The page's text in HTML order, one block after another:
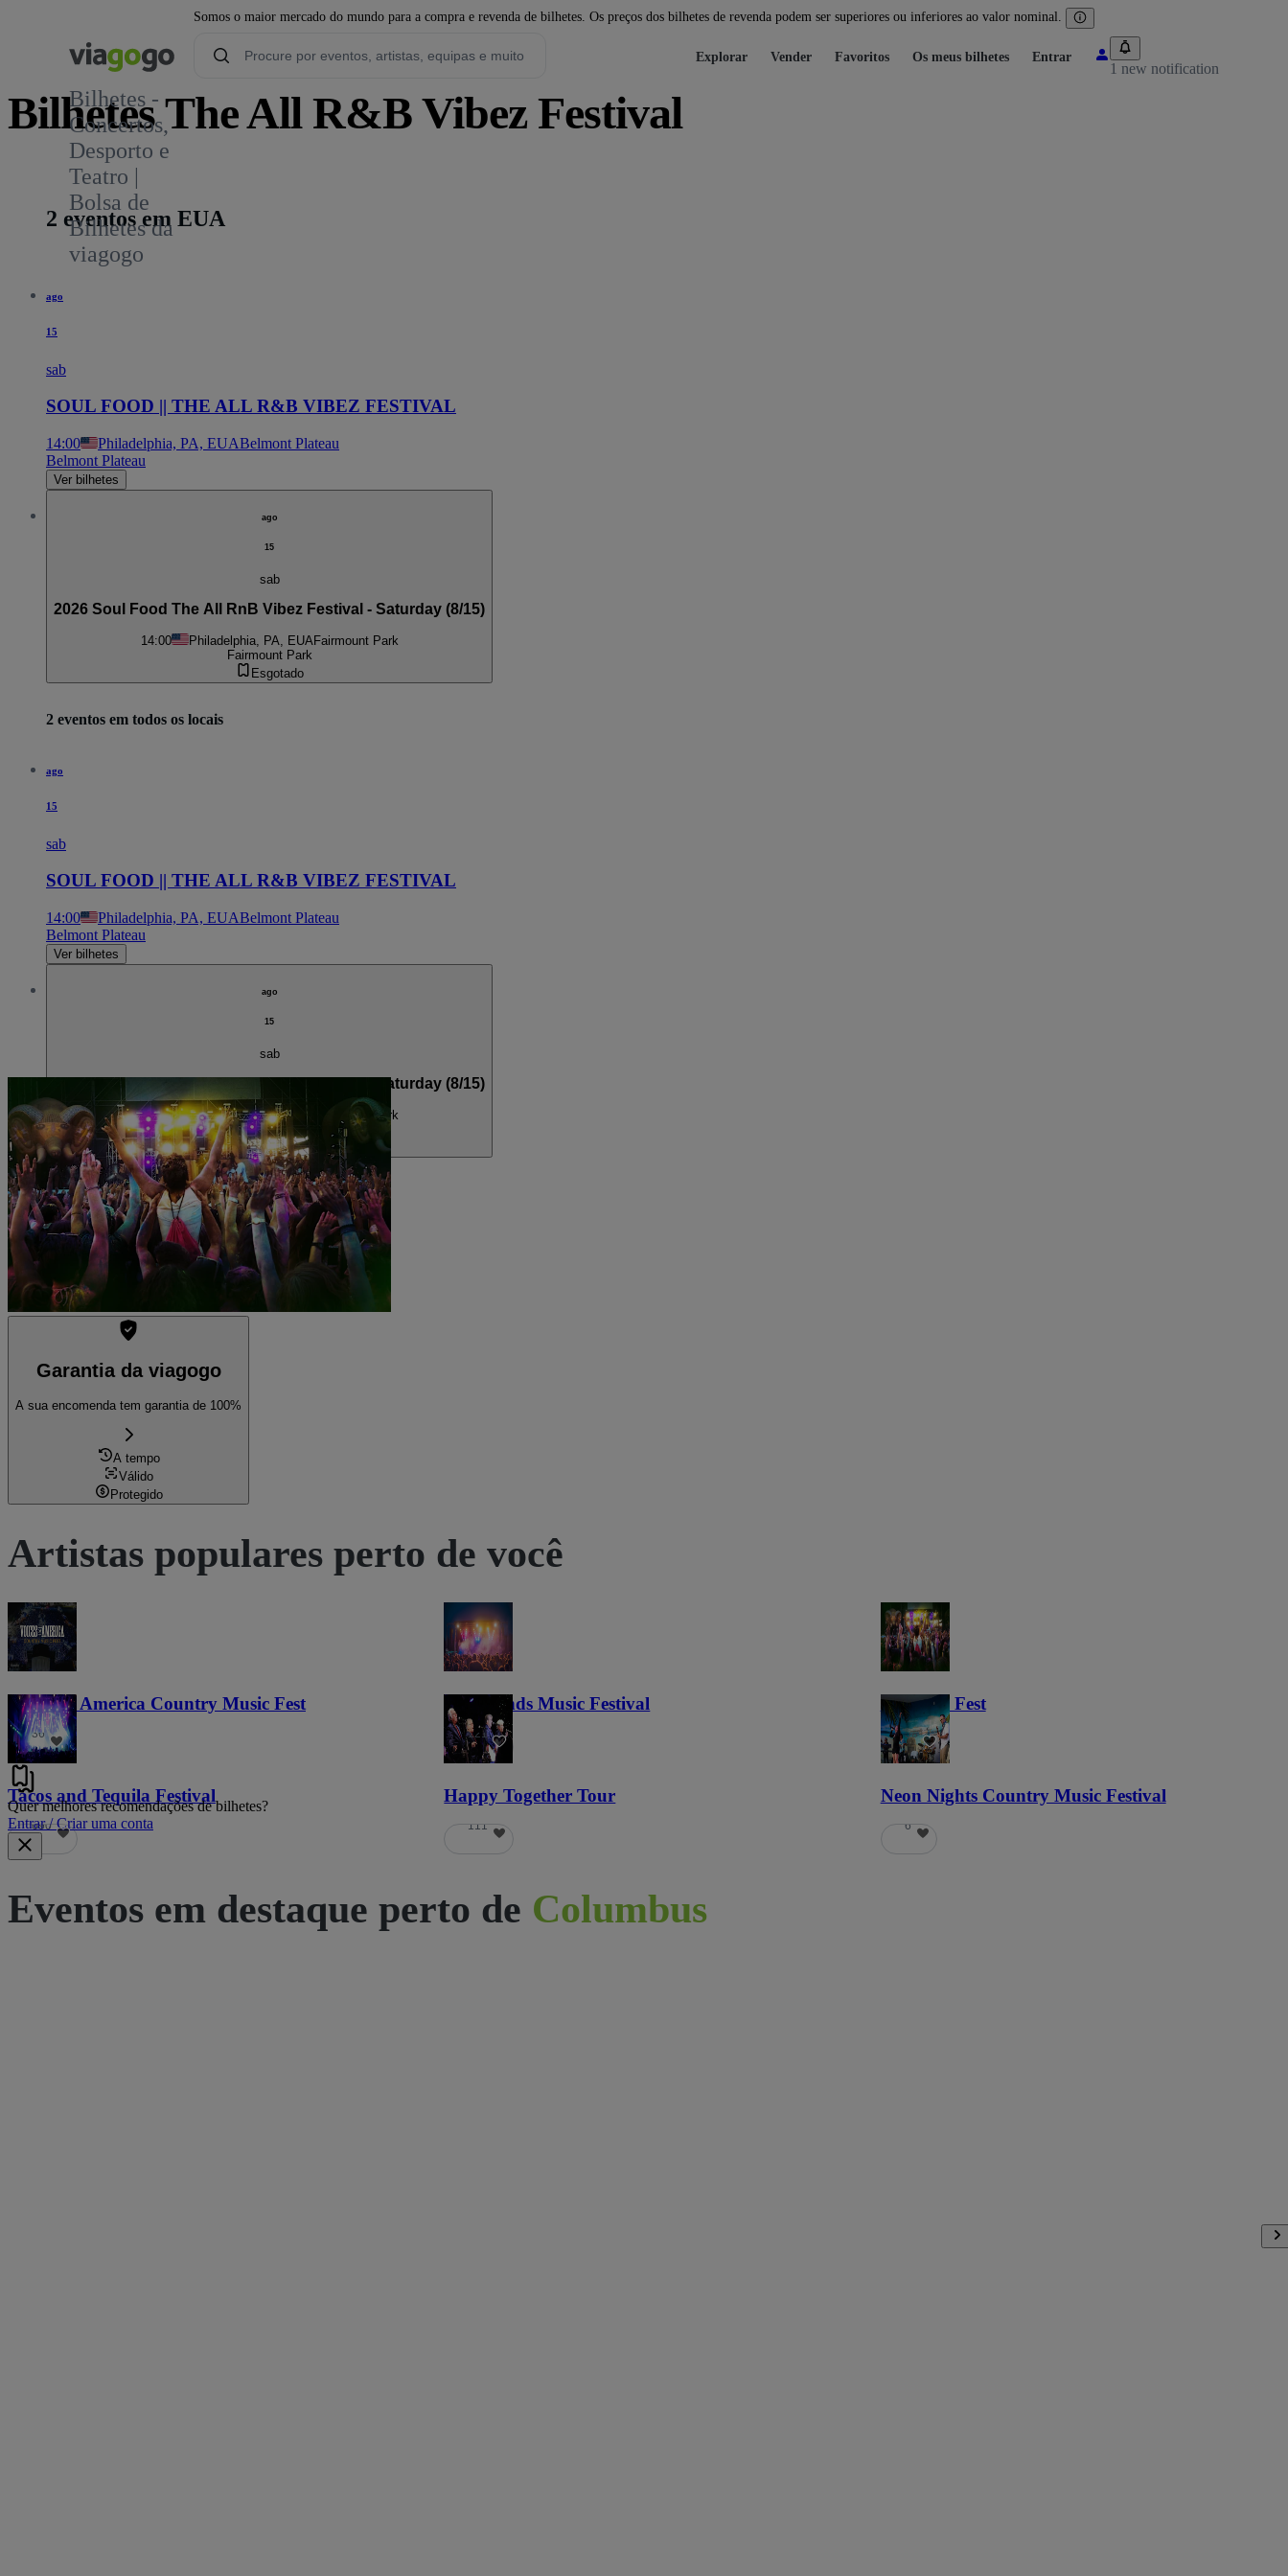
Somos o maior mercado do mundo para a compra e revenda de bilhetes. Os preços dos bilhetes de revenda podem ser superiores ou inferiores ao valor nominal.
Bilhetes -
Concertos,
Desporto e
Teatro |
Bolsa de
Bilhetes da
viagogo
Explorar Vender Favoritos Os meus bilhetes Entrar
1 new notification
Bilhetes The All R&B Vibez Festival
2 eventos em EUA
ago
15
sab
SOUL FOOD || THE ALL R&B VIBEZ FESTIVAL
14:00 Philadelphia, PA, EUABelmont Plateau
Belmont Plateau
Ver bilhetes
ago
15
sab
2026 Soul Food The All RnB Vibez Festival - Saturday (8/15)
14:00 Philadelphia, PA, EUA Fairmount Park
Fairmount Park
Esgotado
2 eventos em todos os locais
ago
15
sab
SOUL FOOD || THE ALL R&B VIBEZ FESTIVAL
14:00 Philadelphia, PA, EUABelmont Plateau
Belmont Plateau
Ver bilhetes
ago
15
sab
2026 Soul Food The All RnB Vibez Festival - Saturday (8/15)
14:00 Philadelphia, PA, EUA
Fairmount Park
Fairmount Park
Esgotado
Garantia da viagogo
A sua encomenda tem garantia de 100%
A tempo
Válido
Protegido
Artistas populares perto de você
Voices of America Country Music Fest
36
Lost Lands Music Festival
121
Haunted Fest
58
Tacos and Tequila Festival
690
Happy Together Tour
111
Neon Nights Country Music Festival
6
Quer melhores recomendações de bilhetes?
Entrar / Criar uma conta
Eventos em destaque perto de Columbus